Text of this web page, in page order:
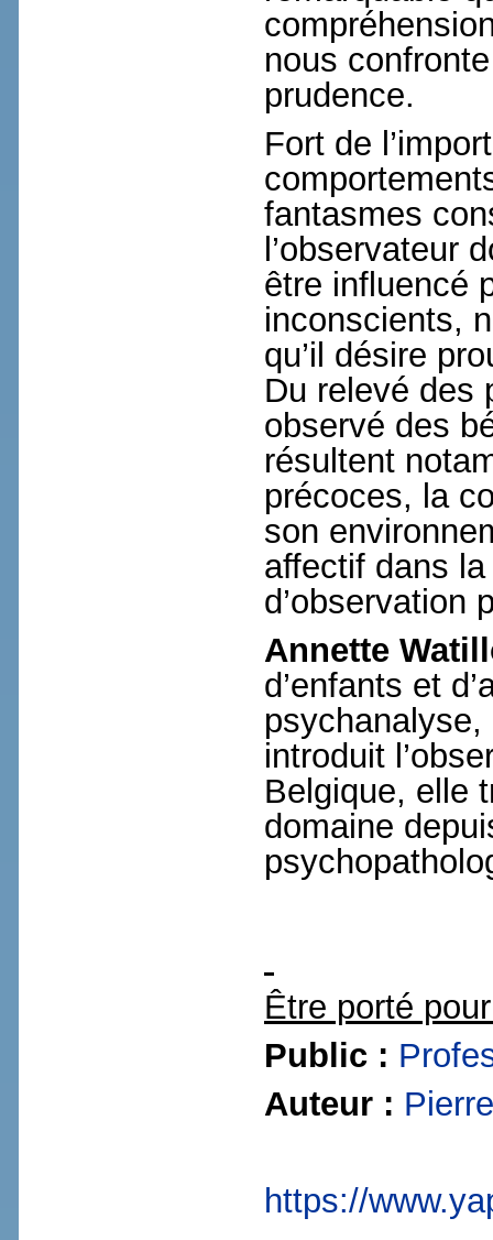
nous
prudence.
Fort de
fantasmes
l’observateur
être influencé
inconscients,
qu’il désire
Du relevé des
observé des
résultent
précoces, la
son
affectif dans
d’observation
Annette
d’enfants et
introduit
Belgique, elle
domaine
Être porté
Public :
Auteur :
https://